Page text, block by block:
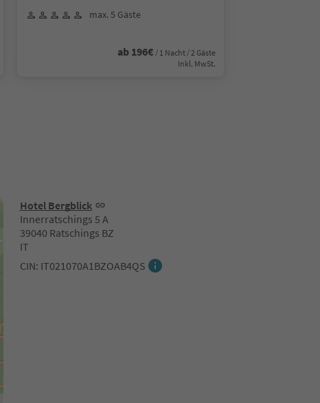
max. 5 Gäste
ab 196€ / 1 Nacht / 2 Gäste
Inkl. MwSt.
Hotel Bergblick
Innerratschings 5 A
39040 Ratschings BZ
IT
CIN: IT021070A1BZOAB4QS